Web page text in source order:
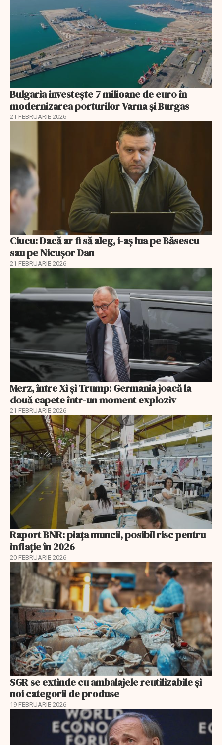
Bulgaria investește 7 milioane de euro în
modernizarea porturilor Varna și Burgas
21 FEBRUARIE 2026
Ciucu: Dacă ar fi să aleg, i-aș lua pe Băsescu
sau pe Nicușor Dan
21 FEBRUARIE 2026
Merz, între Xi și Trump: Germania joacă la
două capete într-un moment exploziv
21 FEBRUARIE 2026
Raport BNR: piața muncii, posibil risc pentru
inflație în 2026
20 FEBRUARIE 2026
SGR se extinde cu ambalajele reutilizabile și
noi categorii de produse
19 FEBRUARIE 2026